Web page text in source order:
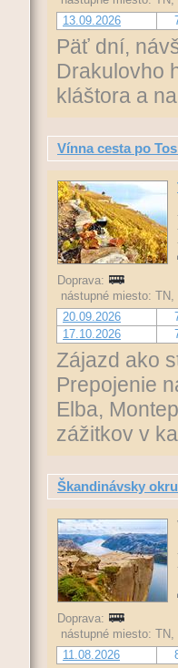
13.09.2026
Päť dní,
Drakulovho
kláštora a
Vínna cesta po
Doprava:
nástupné miesto:
20.09.2026
17.10.2026
Zájazd ako
Prepojenie
Elba,
zážitkov v
Škandinávsky
Doprava:
nástupné miesto:
11.08.2026